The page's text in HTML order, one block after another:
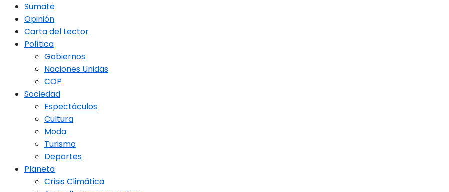
Sumate
Opinión
Carta del Lector
Política
Gobiernos
Naciones Unidas
COP
Sociedad
Espectáculos
Cultura
Moda
Turismo
Deportes
Planeta
Crisis Climática